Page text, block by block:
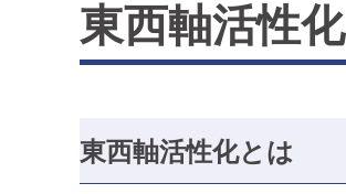
東西軸活性化
東西軸活性化とは